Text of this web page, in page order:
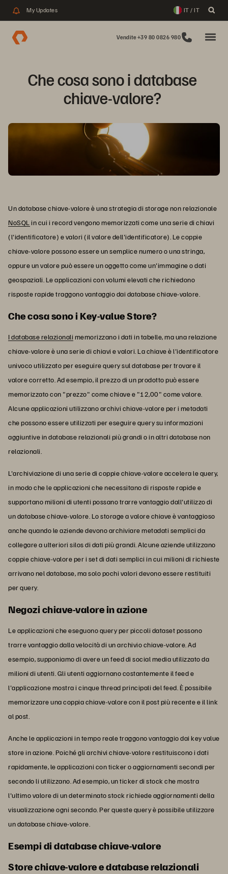
My Updates IT / IT
Vendite +39 80 0826 980
Che cosa sono i database
chiave-valore?
Un database chiave-valore è una strategia di storage non relazionale
NoSQLin cui i record vengono memorizzati come una serie di chiavi
(l'identificatore) e valori (il valore dell'identificatore). Le coppie
chiave-valore possono essere un semplice numero o una stringa,
oppure un valore può essere un oggetto come un'immagine o dati
geospaziali. Le applicazioni con volumi elevati che richiedono
risposte rapide traggono vantaggio dai database chiave-valore.
Che cosa sono i Key-value Store?
I database relazionali memorizzano i dati in tabelle, ma una relazione
chiave-valore è una serie di chiavi e valori. La chiave è l'identificatore
univoco utilizzato per eseguire query sul database per trovare il
valore corretto. Ad esempio, il prezzo di un prodotto può essere
memorizzato con "prezzo" come chiave e "12,00" come valore.
Alcune applicazioni utilizzano archivi chiave-valore per i metadati
che possono essere utilizzati per eseguire query su informazioni
aggiuntive in database relazionali più grandi o in altri database non
relazionali.
L'archiviazione di una serie di coppie chiave-valore accelera le query,
in modo che le applicazioni che necessitano di risposte rapide e
supportano milioni di utenti possano trarre vantaggio dall'utilizzo di
un database chiave-valore. Lo storage a valore chiave è vantaggioso
anche quando le aziende devono archiviare metadati semplici da
collegare a ulteriori silos di dati più grandi. Alcune aziende utilizzano
coppie chiave-valore per i set di dati semplici in cui milioni di richieste
arrivano nel database, ma solo pochi valori devono essere restituiti
per query.
Negozi chiave-valore in azione
Le applicazioni che eseguono query per piccoli dataset possono
trarre vantaggio dalla velocità di un archivio chiave-valore. Ad
esempio, supponiamo di avere un feed di social media utilizzato da
milioni di utenti. Gli utenti aggiornano costantemente il feed e
l'applicazione mostra i cinque thread principali del feed. È possibile
memorizzare una coppia chiave-valore con il post più recente e il link
al post.
Anche le applicazioni in tempo reale traggono vantaggio dai key value
store in azione. Poiché gli archivi chiave-valore restituiscono i dati
rapidamente, le applicazioni con ticker o aggiornamenti secondi per
secondo li utilizzano. Ad esempio, un ticker di stock che mostra
l'ultimo valore di un determinato stock richiede aggiornamenti della
visualizzazione ogni secondo. Per queste query è possibile utilizzare
un database chiave-valore.
Esempi di database chiave-valore
Store chiave-valore e database relazionali